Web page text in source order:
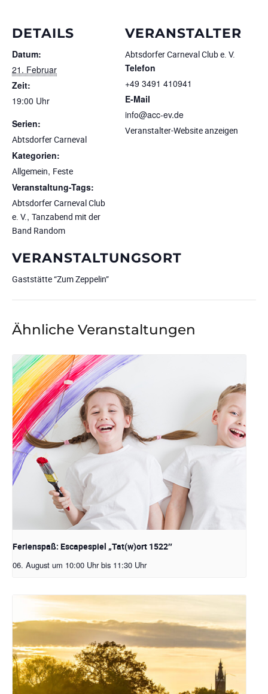
DETAILS
Datum:
21. Februar
Zeit:
19:00 Uhr
Serien:
Abtsdorfer Carneval
Kategorien:
Allgemein, Feste
Veranstaltung-Tags:
Abtsdorfer Carneval Club
e. V., Tanzabend mit der
Band Random
VERANSTALTUNGSORT
Gaststätte “Zum Zeppelin”
VERANSTALTER
Abtsdorfer Carneval Club e. V.
Telefon
+49 3491 410941
E-Mail
info@acc-ev.de
Veranstalter-Website anzeigen
Ähnliche Veranstaltungen
Ferienspaß: Escapespiel „Tat(w)ort 1522″
06. August um 10:00 Uhr bis 11:30 Uhr